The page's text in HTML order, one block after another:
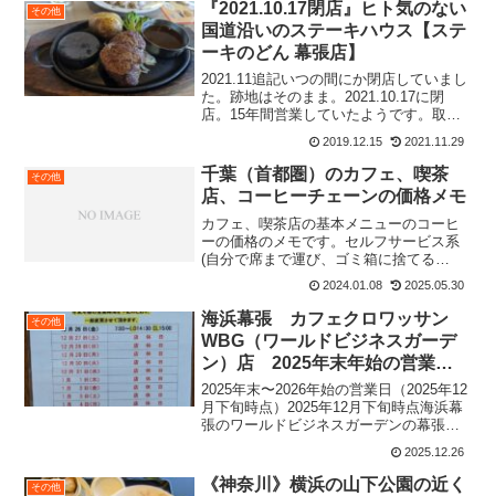
その他
『2021.10.17閉店』ヒト気のない
国道沿いのステーキハウス【ステ
ーキのどん 幕張店】
2021.11追記いつの間にか閉店していまし
た。跡地はそのまま。2021.10.17に閉
店。15年間営業していたようです。取り
放題系のサービスのあったお店は厳しい
です国道357号の湾岸幕張PAあたり。今
日は肉を食べようと思いやってきた。こ
ん...
2019.12.15 2021.11.29
その他
千葉（首都圏）のカフェ、喫茶
店、コーヒーチェーンの価格メモ
カフェ、喫茶店の基本メニューのコーヒ
ーの価格のメモです。セルフサービス系
(自分で席まで運び、ゴミ箱に捨てる
系)280円～ ドトールブレンドコーヒー
税込 S 280円 M 330円 L 380円 2025.5
月時点（S 250円 M 300円...
2024.01.08 2025.05.30
その他
海浜幕張 カフェクロワッサン
WBG（ワールドビジネスガーデ
ン）店 2025年末年始の営業
日、休み、モーニングメニュー
2025年末〜2026年始の営業日（2025年12
月下旬時点）2025年12月下旬時点海浜幕
張のワールドビジネスガーデンの幕張メ
ッセ寄りにあるカフェ、カフェクロワッ
サンの2025年末〜2026年始の営業日を文
字起こししました。年末年始の営業...
2025.12.26
その他
《神奈川》横浜の山下公園の近く